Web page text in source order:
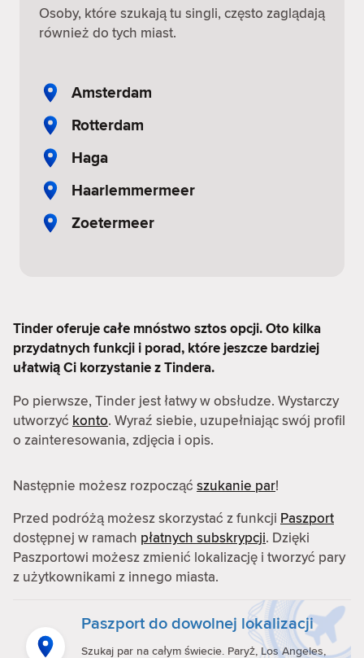
Osoby, które szukają tu singli, często zaglądają
również do tych miast.
Amsterdam
Rotterdam
Haga
Haarlemmermeer
Zoetermeer
Tinder oferuje całe mnóstwo sztos opcji. Oto kilka
przydatnych funkcji i porad, które jeszcze bardziej
ułatwią Ci korzystanie z Tindera.
Po pierwsze, Tinder jest łatwy w obsłudze. Wystarczy
utworzyć konto. Wyraź siebie, uzupełniając swój profil
o zainteresowania, zdjęcia i opis.
Następnie możesz rozpocząć szukanie par!
Przed podróżą możesz skorzystać z funkcji Paszport
dostępnej w ramach płatnych subskrypcji. Dzięki
Paszportowi możesz zmienić lokalizację i tworzyć pary
z użytkownikami z innego miasta.
Paszport do dowolnej lokalizacji
Szukaj par na całym świecie. Paryż, Los Angeles,